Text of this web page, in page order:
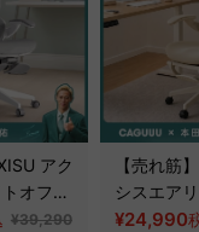
アク
オフィ
¥39,290
【売れ筋
シスエア
フィスチ
¥24,990